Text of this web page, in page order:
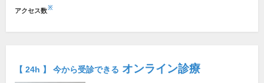
アクセス数※
【 24h 】 今から受診できる オンライン診療